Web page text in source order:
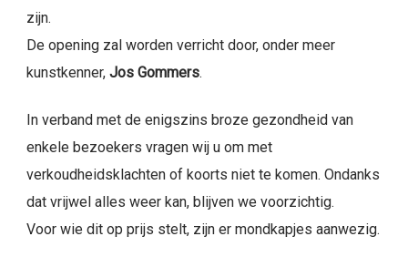
zijn.
De opening zal worden verricht door, onder meer
kunstkenner, Jos Gommers.
In verband met de enigszins broze gezondheid van
enkele bezoekers vragen wij u om met
verkoudheidsklachten of koorts niet te komen. Ondanks
dat vrijwel alles weer kan, blijven we voorzichtig.
Voor wie dit op prijs stelt, zijn er mondkapjes aanwezig.